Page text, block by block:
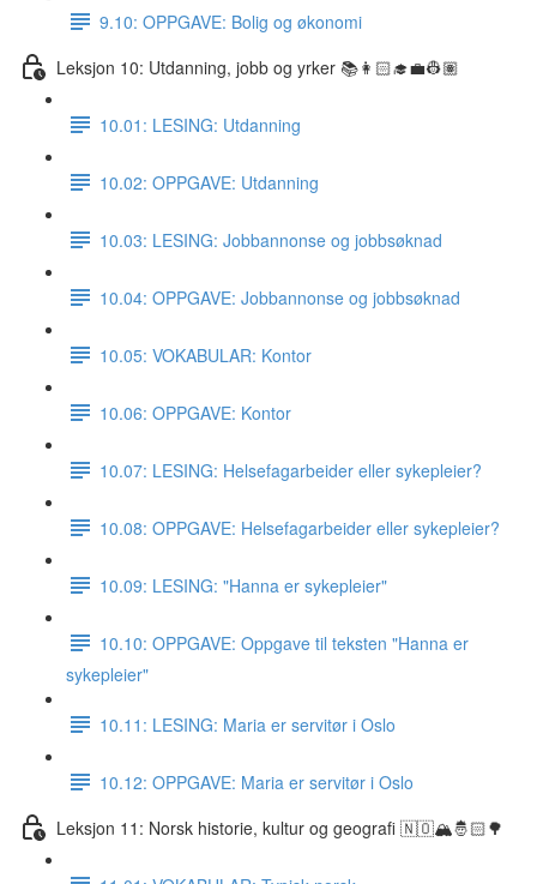
9.10: OPPGAVE: Bolig og økonomi
Leksjon 10: Utdanning, jobb og yrker 📚👩🏻‍🎓💼👷🏽
10.01: LESING: Utdanning
10.02: OPPGAVE: Utdanning
10.03: LESING: Jobbannonse og jobbsøknad
10.04: OPPGAVE: Jobbannonse og jobbsøknad
10.05: VOKABULAR: Kontor
10.06: OPPGAVE: Kontor
10.07: LESING: Helsefagarbeider eller sykepleier?
10.08: OPPGAVE: Helsefagarbeider eller sykepleier?
10.09: LESING: "Hanna er sykepleier"
10.10: OPPGAVE: Oppgave til teksten "Hanna er
sykepleier"
10.11: LESING: Maria er servitør i Oslo
10.12: OPPGAVE: Maria er servitør i Oslo
Leksjon 11: Norsk historie, kultur og geografi 🇳🇴🏔🤴🏻🌳